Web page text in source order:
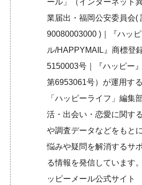
ール」（インターネット
業届出・福岡公安委員会(
90080003000 )｜『ハッ
ル/HAPPYMAIL』商標登
5150003号｜『ハッピー
第6953061号）が運用す
「ハッピーライフ」編集
活・出会い・恋愛に関す
や調査データなどをもと
悩みや疑問を解消するサ
る情報を発信してい
ッピーメール公式サイト